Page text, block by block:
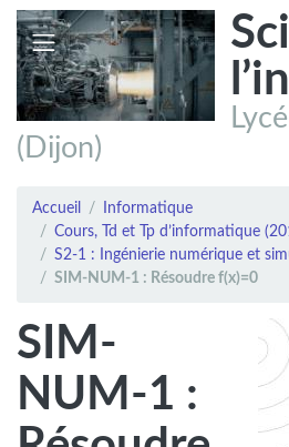
(Dijon)
Accueil
Informatique
Cours, Td et Tp d’informatique
S2-1 : Ingénierie numérique et
SIM-NUM-1 : Résoudre f(x)=0
SIM-
NUM-1 :